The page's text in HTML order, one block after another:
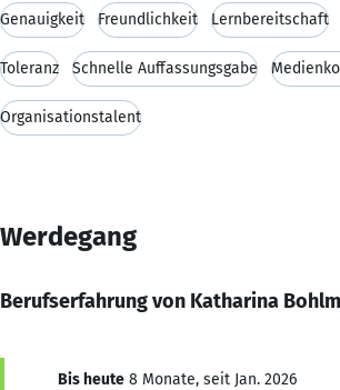
Genauigkeit Freundlichkeit Lernbereitschaft
Toleranz Schnelle Auffassungsgabe
Organisationstalent
Werdegang
Berufserfahrung von Katharina
Bis heute 8 Monate, seit Jan. 2026